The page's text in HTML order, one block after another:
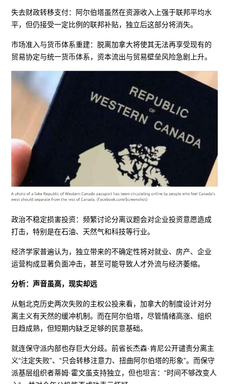
失去财政转移支付：阿尔伯塔虽然在资源收入上强于联邦平均水
平，但仍接受一定比例的联邦补贴，独立后这部分将消失。
市场准入与货币体系重建：脱离加拿大将使其无法再享受现有的
贸易协定与统一货币体系，资本流出与贸易壁垒风险急剧上升。
政治不稳定损害投资：频繁讨论分离议题会对企业投资意愿造成
打击，特别是在石油、天然气和科技等行业。
经济学家普遍认为，独立带来的不确定性将对就业、房产、企业
运营构成显著负面冲击，甚至可能导致人才外流与经济萎缩。
分析：声音虽高，现实却远
从魁北克历史两次失败的主权公投来看，加拿大的制度设计对分
离主义有天然的缓冲机制。而在阿尔伯塔，尽管情绪高涨、组织
日趋成熟，但短期内缺乏足够的民意基础。
就连保守派内部也存巨大分歧。前省长杰森·肯尼公开谴责分离主
义“注定失败”、“只会转移注意力、扭曲阿尔伯塔的形象”。而保守
派基层组织者蒂姆·霍文虽支持独立，但也坦言：“时间不够改变人